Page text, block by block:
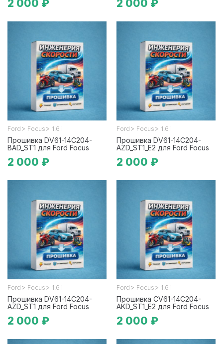
2 000 ₽ 2 000 ₽
Ford > Focus > 1.6 i
Прошивка DV61-14C204-
BAD_ST1 для Ford Focus
2 000 ₽
Ford > Focus > 1.6 i
Прошивка DV61-14C204-
AZD_ST1_E2 для Ford Focus
2 000 ₽
Ford > Focus > 1.6 i
Прошивка DV61-14C204-
AZD_ST1 для Ford Focus
2 000 ₽
Ford > Focus > 1.6 i
Прошивка CV61-14C204-
AKD_ST1_E2 для Ford Focus
2 000 ₽